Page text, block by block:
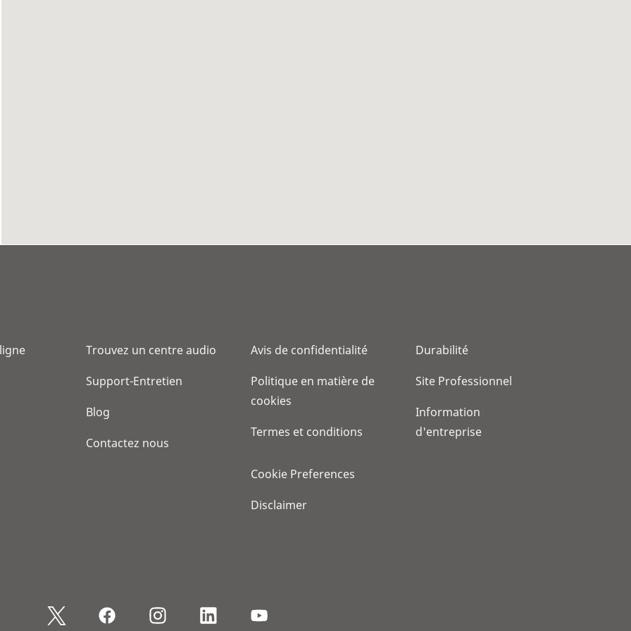
Trouvez un centre audio
Support-Entretien
Blog
Contactez nous
Avis de confidentialité
Politique en matière de
cookies
Termes et conditions
Cookie Preferences
Disclaimer
Durabilité
Site Professionnel
Information
d'entreprise